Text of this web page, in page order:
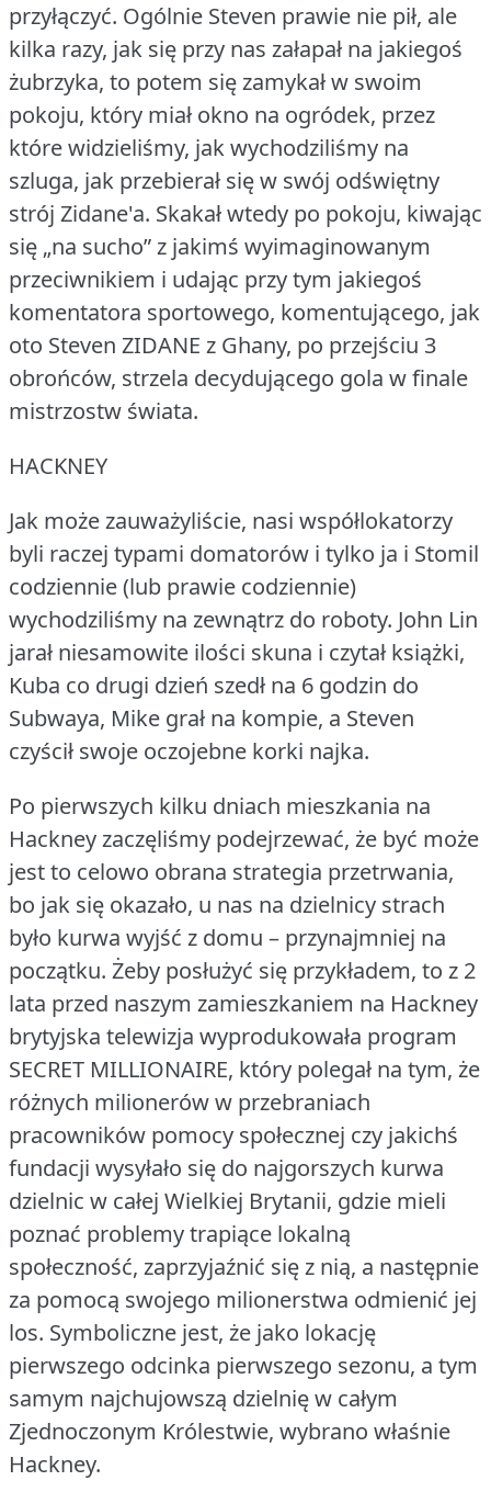
przyłączyć. Ogólnie Steven prawie nie pił, ale
kilka razy, jak się przy nas załapał na jakiegoś
żubrzyka, to potem się zamykał w swoim
pokoju, który miał okno na ogródek, przez
które widzieliśmy, jak wychodziliśmy na
szluga, jak przebierał się w swój odświętny
strój Zidane'a. Skakał wtedy po pokoju, kiwając
się „na sucho” z jakimś wyimaginowanym
przeciwnikiem i udając przy tym jakiegoś
komentatora sportowego, komentującego, jak
oto Steven ZIDANE z Ghany, po przejściu 3
obrońców, strzela decydującego gola w finale
mistrzostw świata.
HACKNEY
Jak może zauważyliście, nasi współlokatorzy
byli raczej typami domatorów i tylko ja i Stomil
codziennie (lub prawie codziennie)
wychodziliśmy na zewnątrz do roboty. John Lin
jarał niesamowite ilości skuna i czytał książki,
Kuba co drugi dzień szedł na 6 godzin do
Subwaya, Mike grał na kompie, a Steven
czyścił swoje oczojebne korki najka.
Po pierwszych kilku dniach mieszkania na
Hackney zaczęliśmy podejrzewać, że być może
jest to celowo obrana strategia przetrwania,
bo jak się okazało, u nas na dzielnicy strach
było kurwa wyjść z domu – przynajmniej na
początku. Żeby posłużyć się przykładem, to z 2
lata przed naszym zamieszkaniem na Hackney
brytyjska telewizja wyprodukowała program
SECRET MILLIONAIRE, który polegał na tym, że
różnych milionerów w przebraniach
pracowników pomocy społecznej czy jakichś
fundacji wysyłało się do najgorszych kurwa
dzielnic w całej Wielkiej Brytanii, gdzie mieli
poznać problemy trapiące lokalną
społeczność, zaprzyjaźnić się z nią, a następnie
za pomocą swojego milionerstwa odmienić jej
los. Symboliczne jest, że jako lokację
pierwszego odcinka pierwszego sezonu, a tym
samym najchujowszą dzielnię w całym
Zjednoczonym Królestwie, wybrano właśnie
Hackney.